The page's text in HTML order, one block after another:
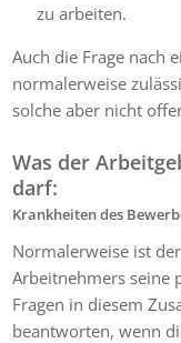
zu arbeiten.
Auch die Frage nach
normalerweise
solche aber nicht
Was der
darf:
Krankheiten des
Normalerweise ist
Arbeitnehmers seine
Fragen in diesem
beantworten, wenn